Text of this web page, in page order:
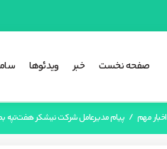
صفحه نخست خبر ویدئوها
اخبار مهم / پیام مدیرعامل شرکت نیشکر هفت‌تپه